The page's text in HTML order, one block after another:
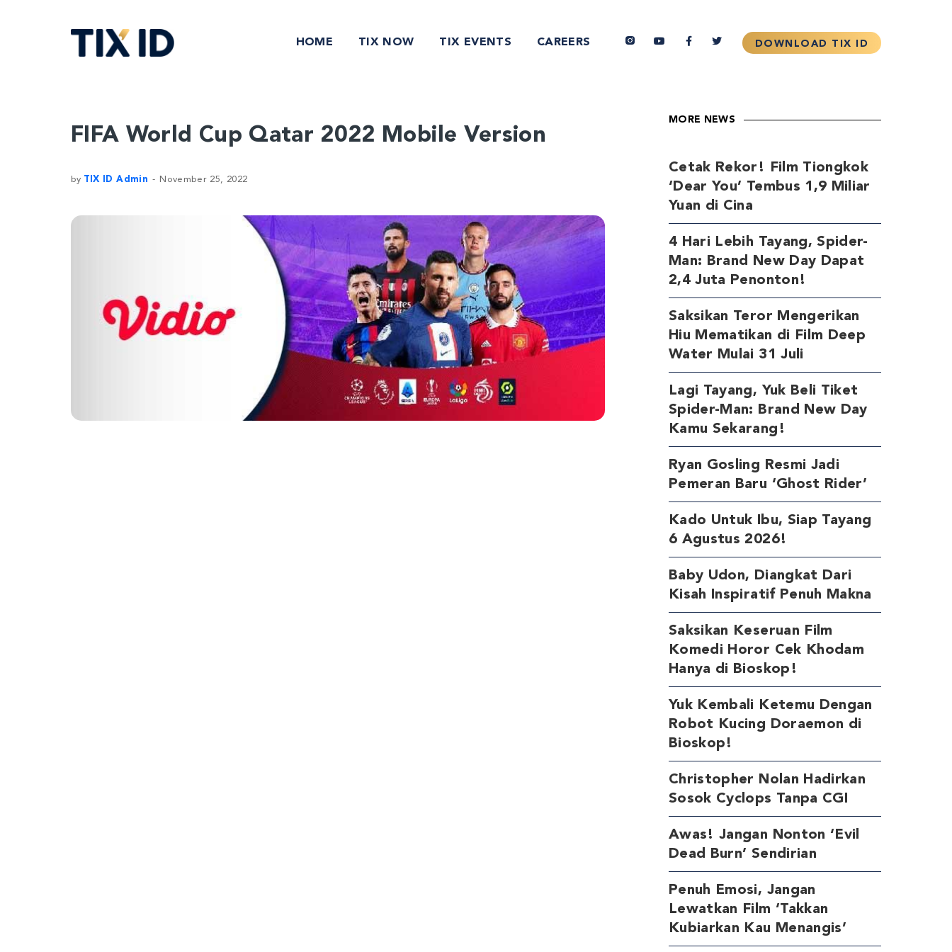
HOME TIX NOW TIX EVENTS CAREERS
FIFA World Cup Qatar 2022 Mobile Version
by TIX ID Admin November 25, 2022
MORE NEWS
Cetak Rekor! Film Tiongkok
‘Dear You’ Tembus 1,9 Miliar
Yuan di Cina
4 Hari Lebih Tayang, Spider-
Man: Brand New Day Dapat
2,4 Juta Penonton!
Saksikan Teror Mengerikan
Hiu Mematikan di Film Deep
Water Mulai 31 Juli
Lagi Tayang, Yuk Beli Tiket
Spider-Man: Brand New Day
Kamu Sekarang!
Ryan Gosling Resmi Jadi
Pemeran Baru ‘Ghost Rider’
Kado Untuk Ibu, Siap Tayang
6 Agustus 2026!
Baby Udon, Diangkat Dari
Kisah Inspiratif Penuh Makna
Saksikan Keseruan Film
Komedi Horor Cek Khodam
Hanya di Bioskop!
Yuk Kembali Ketemu Dengan
Robot Kucing Doraemon di
Bioskop!
Christopher Nolan Hadirkan
Sosok Cyclops Tanpa CGI
Awas! Jangan Nonton ‘Evil
Dead Burn’ Sendirian
Penuh Emosi, Jangan
Lewatkan Film ‘Takkan
Kubiarkan Kau Menangis’